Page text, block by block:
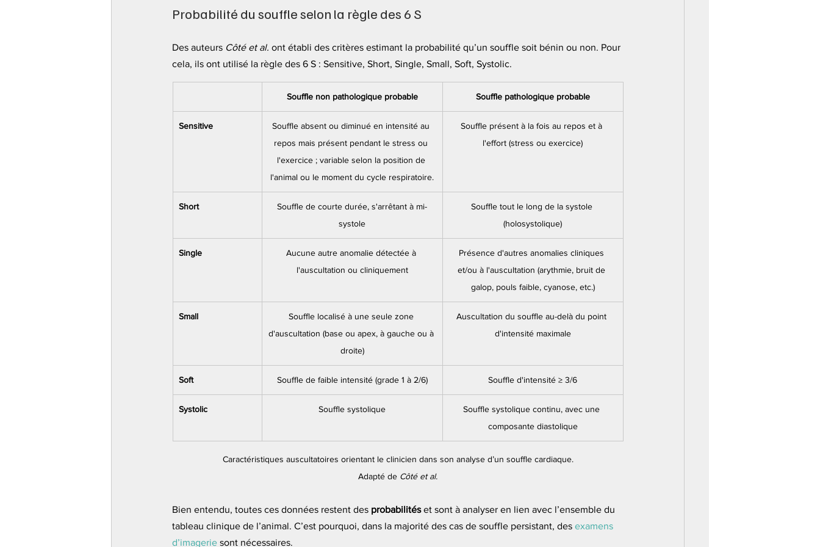
Probabilité du souffle selon la règle des 6 S
Des auteurs Côté et al. ont établi des critères estimant la probabilité qu’un souffle soit bénin ou non. Pour
cela, ils ont utilisé la règle des 6 S : Sensitive, Short, Single, Small, Soft, Systolic.
Souffle non pathologique probable Souffle pathologique probable
Sensitive
Souffle absent ou diminué en intensité au
repos mais présent pendant le stress ou
l'exercice ; variable selon la position de
l'animal ou le moment du cycle respiratoire.
Souffle présent à la fois au repos et à
l'effort (stress ou exercice)
Short
Souffle de courte durée, s'arrêtant à mi-
systole
Souffle tout le long de la systole
(holosystolique)
Single
Aucune autre anomalie détectée à
l'auscultation ou cliniquement
Présence d'autres anomalies cliniques
et/ou à l'auscultation (arythmie, bruit de
galop, pouls faible, cyanose, etc.)
Small
Souffle localisé à une seule zone
d'auscultation (base ou apex, à gauche ou à
droite)
Auscultation du souffle au-delà du point
d'intensité maximale
Soft Souffle de faible intensité (grade 1 à 2/6) Souffle d'intensité ≥ 3/6
Systolic Souffle systolique
Souffle systolique continu, avec une
composante diastolique
Caractéristiques auscultatoires orientant le clinicien dans son analyse d’un souffle cardiaque.
Adapté de Côté et al.
Bien entendu, toutes ces données restent des probabilités et sont à analyser en lien avec l’ensemble du
tableau clinique de l’animal. C’est pourquoi, dans la majorité des cas de souffle persistant, des examens
d’imagerie sont nécessaires.